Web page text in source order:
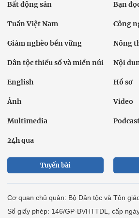
Bất động sản Bạn
Tuần Việt Nam Công
Giảm nghèo bền vững Nông
Dân tộc thiểu số và miền núi Nội
English Hồ sơ
Ảnh Video
Multimedia
24h qua
Tuyến bài
Cơ quan chủ quản: Bộ Dân tộc và Tôn
Số giấy phép: 146/GP-BVHTTDL, cấp